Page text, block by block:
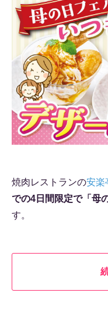
焼肉レストランの安楽
での4日間限定で「母
す。